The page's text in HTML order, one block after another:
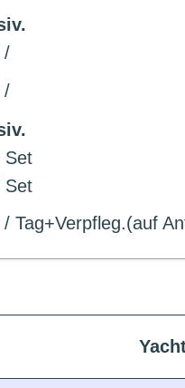
/
/
Set
Set
/ Tag+Verpfleg.(auf